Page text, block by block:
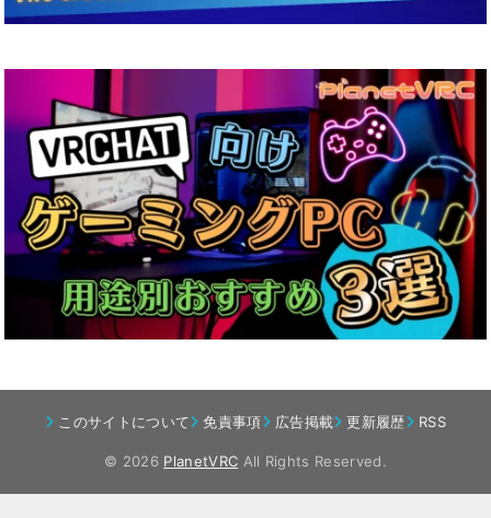
このサイトについて 免責事項 広告掲載 更新履歴 RSS
© 2026 PlanetVRC All Rights Reserved.